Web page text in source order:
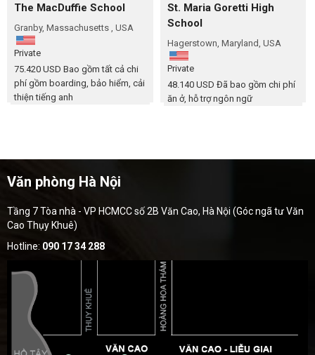
The MacDuffie School
Granby, Massachusetts , USA
Private
75.420 USD Bao gồm tất cả chi
phí gồm boarding, bảo hiểm, cải
thiện tiếng anh
St. Maria Goretti High
School
Hagerstown, Maryland, USA
Private
48.140 USD Đã bao gồm chi phí
ăn ở, hỗ trợ ngôn ngữ
Văn phòng Hà Nội
Tầng 7 Tòa nhà - VP HCMCC số 2B Văn Cao, Hà Nội (Góc ngã tư Văn
Cao Thụy Khuê)
Hotline: 090 17 34 288